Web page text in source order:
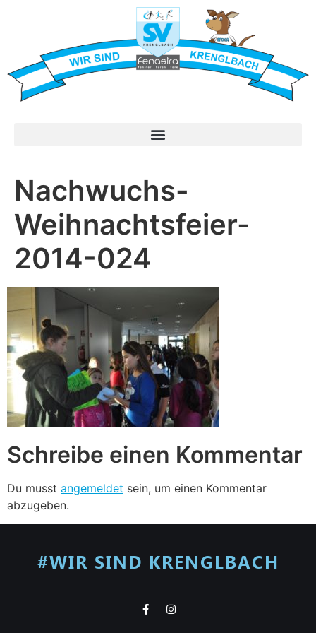
Nachwuchs-
Weihnachtsfeier-
2014-024
Schreibe einen Kommentar
Du musst angemeldet sein, um einen Kommentar
abzugeben.
#WIR SIND KRENGLBACH